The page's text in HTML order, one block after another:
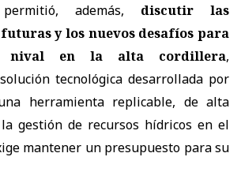
además,
discutir las
y los nuevos desafíos para
nival en la alta cordillera,
tecnológica desarrollada por
herramienta replicable, de alta
gestión de recursos hídricos en el
mantener un presupuesto para su